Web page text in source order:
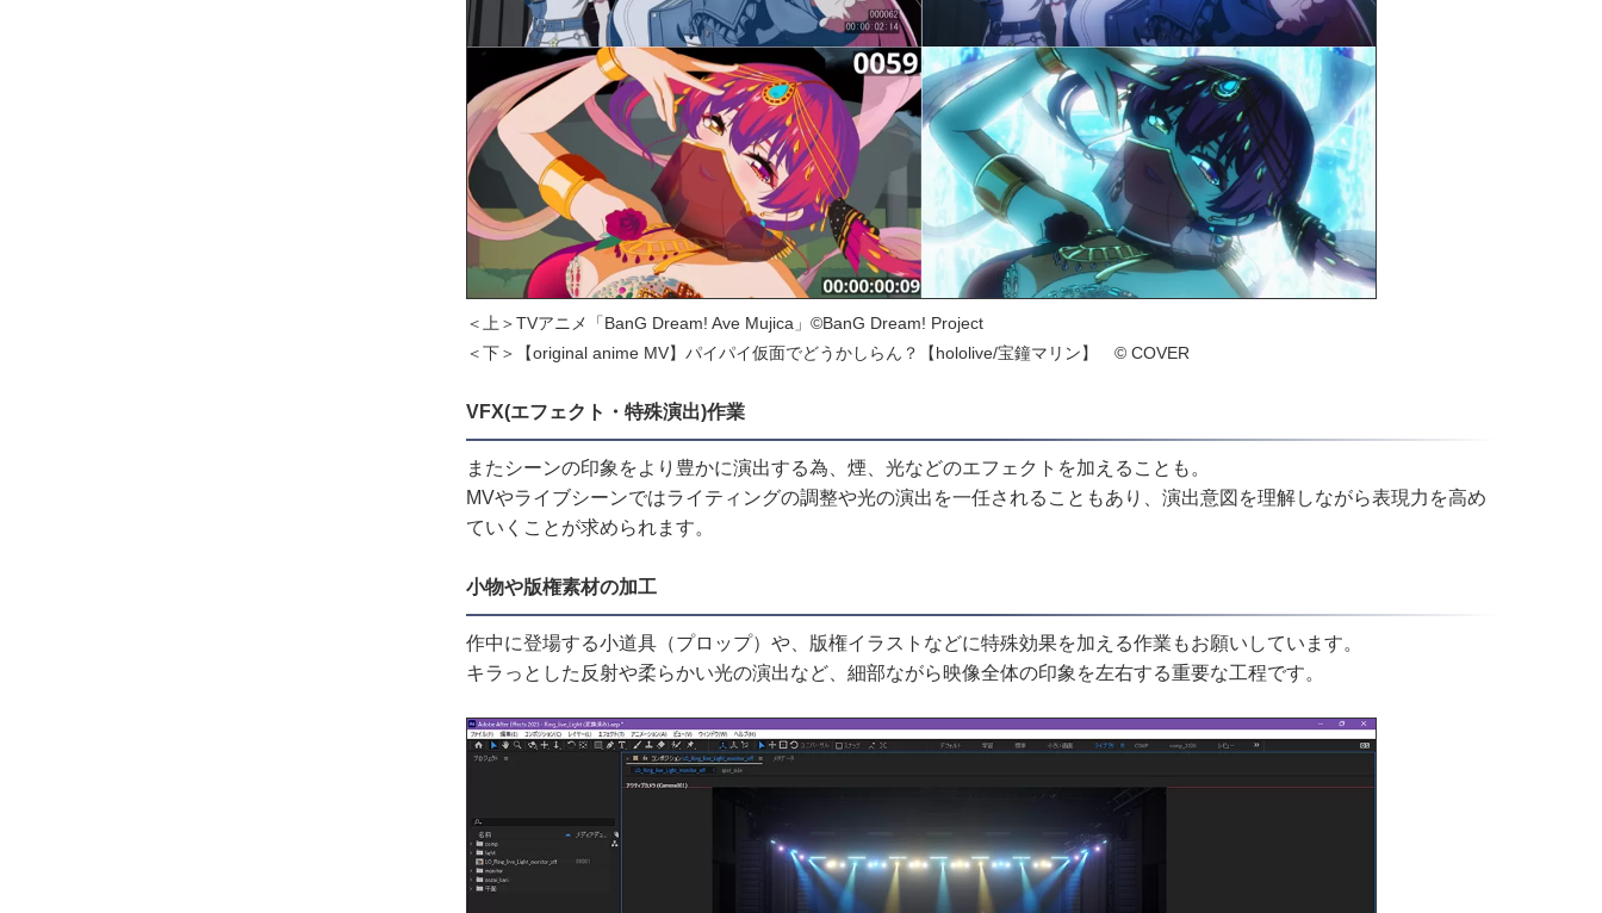
＜上＞TVアニメ「BanG Dream! Ave Mujica」©BanG Dream! Project
＜下＞【original anime MV】パイパイ仮面でどうかしらん？【hololive/宝鐘マリン】 © COVER
VFX(エフェクト・特殊演出)作業
またシーンの印象をより豊かに演出する為、煙、光などのエフェクトを加えることも。
MVやライブシーンではライティングの調整や光の演出を一任されることもあり、演出意図を理解しながら表現力を高め
ていくことが求められます。
小物や版権素材の加工
作中に登場する小道具（プロップ）や、版権イラストなどに特殊効果を加える作業もお願いしています。
キラっとした反射や柔らかい光の演出など、細部ながら映像全体の印象を左右する重要な工程です。